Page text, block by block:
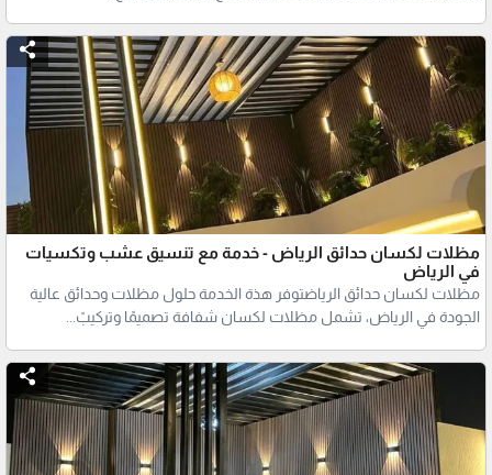
مظلات لكسان حدائق الرياض - خدمة مع تنسيق عشب وتكسيات
في الرياض
مظلات لكسان حدائق الرياضتوفر هذة الخدمة حلول مظلات وحدائق عالية
الجودة في الرياض، تشمل مظلات لكسان شفافة تصميمًا وتركيبً...